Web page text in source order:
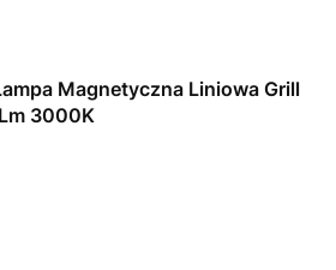
Magnetyczna Liniowa Grill
3000K